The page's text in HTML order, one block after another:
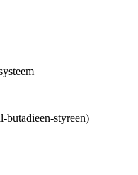
styreen)